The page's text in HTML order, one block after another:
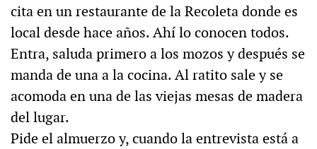
cita en un restaurante de la Recoleta donde es
local desde hace años. Ahí lo conocen todos.
Entra, saluda primero a los mozos y después se
manda de una a la cocina. Al ratito sale y se
acomoda en una de las viejas mesas de madera
del lugar.
Pide el almuerzo y, cuando la entrevista está a